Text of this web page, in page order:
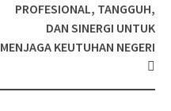
PROFESIONAL, TANGGUH,
DAN SINERGI UNTUK
MENJAGA KEUTUHAN NEGERI